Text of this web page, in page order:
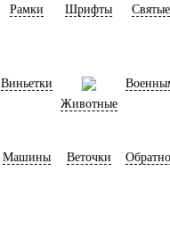
Рамки Шрифты Святые
Виньетки
Животные
Машины Веточки